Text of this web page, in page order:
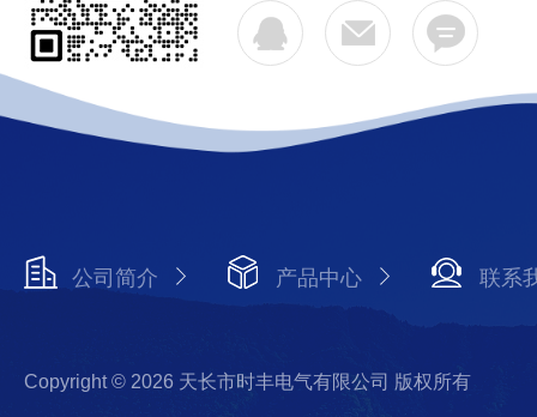
公司简介 产品中心 联系
Copyright © 2026 天长市时丰电气有限公司 版权所有